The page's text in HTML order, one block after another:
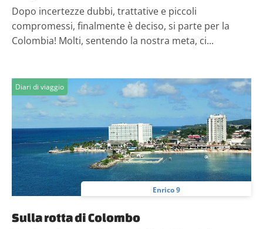
Dopo incertezze dubbi, trattative e piccoli
compromessi, finalmente è deciso, si parte per la
Colombia! Molti, sentendo la nostra meta, ci...
Diari di viaggio
Enrico 9
Sulla rotta di Colombo